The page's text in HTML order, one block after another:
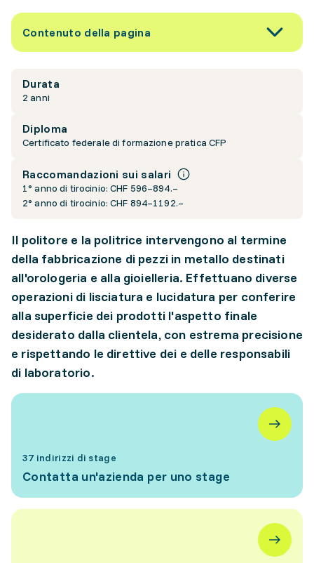
Contenuto della pagina
Durata
2 anni
Diploma
Certificato federale di formazione pratica CFP
Raccomandazioni sui salari
1° anno di tirocinio: CHF 596–894.–
2° anno di tirocinio: CHF 894–1192.–
Il politore e la politrice intervengono al termine
della fabbricazione di pezzi in metallo destinati
all'orologeria e alla gioielleria. Effettuano diverse
operazioni di lisciatura e lucidatura per conferire
alla superficie dei prodotti l'aspetto finale
desiderato dalla clientela, con estrema precisione
e rispettando le direttive dei e delle responsabili
di laboratorio.
37 indirizzi di stage
Contatta un'azienda per uno stage